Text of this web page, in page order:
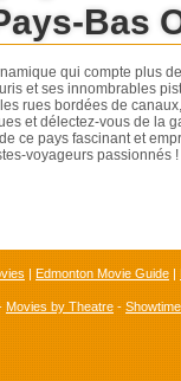
Bas
qui compte plus
et ses innombrables
rues bordées de
et délectez-vous de la
ce pays fascinant et
voyageurs passionnés !
| Edmonton Movie Guide |
Movies by Theatre -